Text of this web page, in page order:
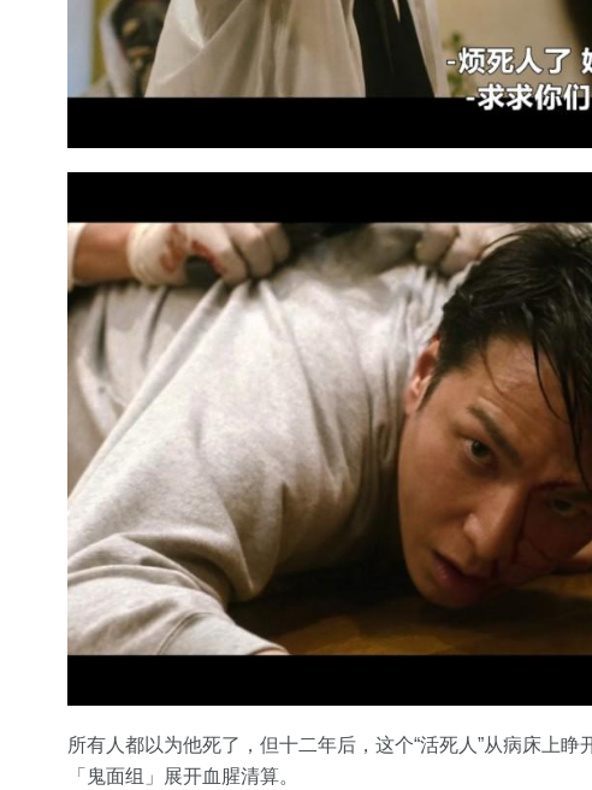
所有人都以为他死了，但十二年后，这个“活死人”从病床上
「鬼面组」展开血腥清算。